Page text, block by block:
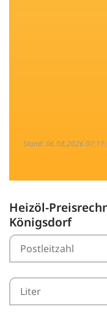
Stand: 06.08.2026
Heizöl-
Königsdorf